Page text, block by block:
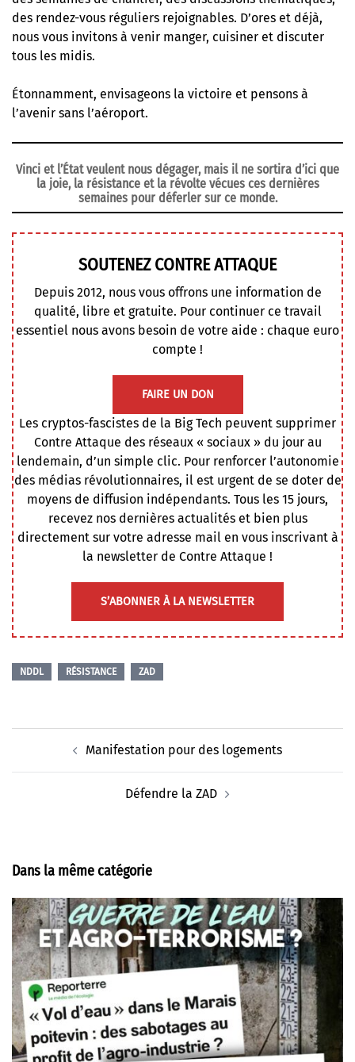
des rendez-vous réguliers rejoignables. D’ores et déjà,
nous vous invitons à venir manger, cuisiner et discuter
tous les midis.
Étonnamment, envisageons la victoire et pensons à
l’avenir sans l’aéroport.
Vinci et l’État veulent nous dégager, mais il ne sortira d’ici que
la joie, la résistance et la révolte vécues ces dernières
semaines pour déferler sur ce monde.
SOUTENEZ CONTRE ATTAQUE
Depuis 2012, nous vous offrons une information de
qualité, libre et gratuite. Pour continuer ce travail
essentiel nous avons besoin de votre aide : chaque euro
compte !
FAIRE UN DON
Les cryptos-fascistes de la Big Tech peuvent supprimer
Contre Attaque des réseaux « sociaux » du jour au
lendemain, d’un simple clic. Pour renforcer l’autonomie
des médias révolutionnaires, il est urgent de se doter de
moyens de diffusion indépendants. Tous les 15 jours,
recevez nos dernières actualités et bien plus
directement sur votre adresse mail en vous inscrivant à
la newsletter de Contre Attaque !
S’ABONNER À LA NEWSLETTER
NDDL RÉSISTANCE ZAD
Manifestation pour des logements
Défendre la ZAD
Dans la même catégorie